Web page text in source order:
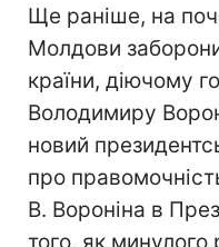
Ще раніше, на
Молдови
країни, діючому
Володимиру
новий
про
В. Вороніна в
того, як